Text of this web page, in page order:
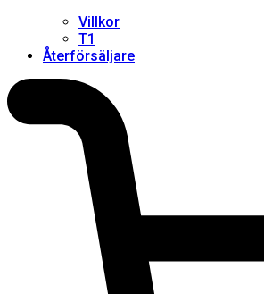
Villkor
T1
Återförsäljare